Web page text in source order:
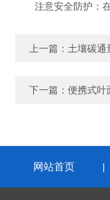
注意安全防护：在
上一篇： 土壤碳通
下一篇： 便携式叶
网站首页 |